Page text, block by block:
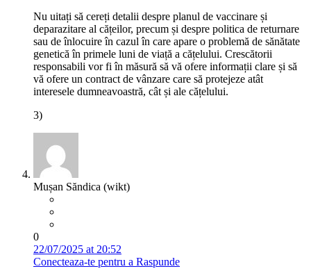
Nu uitați să cereți detalii despre planul de vaccinare și
deparazitare al cățeilor, precum și despre politica de returnare
sau de înlocuire în cazul în care apare o problemă de sănătate
genetică în primele luni de viață a cățelului. Crescătorii
responsabili vor fi în măsură să vă ofere informații clare și să
vă ofere un contract de vânzare care să protejeze atât
interesele dumneavoastră, cât și ale cățelului.
3)
Mușan Săndica (wikt)
0
22/07/2025 at 20:52
Conecteaza-te pentru a Raspunde